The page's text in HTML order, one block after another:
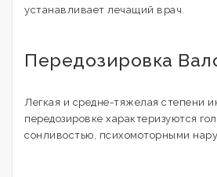
устанавливает лечащий врач.
Передозировка
Легкая и средне-тяжелая степени
передозировке характеризуются
сонливостью, психомоторными